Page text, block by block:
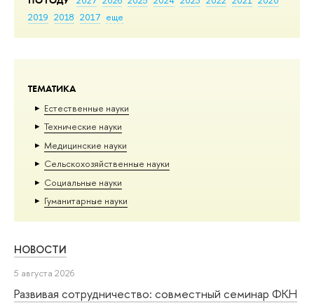
2019 2018 2017 еще
ТЕМАТИКА
Естественные науки
Тех­ничес­кие науки
Медицинские науки
Сельскохозяйственные науки
Социальные науки
Гуманитарные науки
НОВОСТИ
5 августа 2026
Развивая сотрудничество: совместный семинар ФКН